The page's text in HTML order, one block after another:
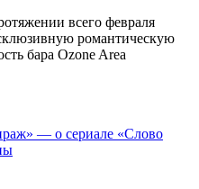
всего февраля
романтическую
бара Ozone Area
— о сериале «Слово